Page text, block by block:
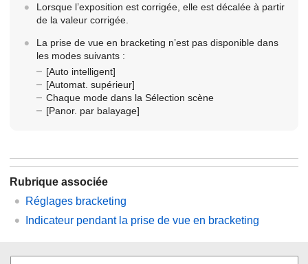
Lorsque l’exposition est corrigée, elle est décalée à partir
de la valeur corrigée.
La prise de vue en bracketing n’est pas disponible dans
les modes suivants :
[Auto intelligent]
[Automat. supérieur]
Chaque mode dans la Sélection scène
[Panor. par balayage]
Rubrique associée
Réglages bracketing
Indicateur pendant la prise de vue en bracketing